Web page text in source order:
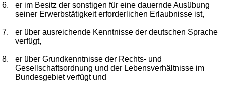
6.
er im Besitz der sonstigen für eine dauernde Ausübung
seiner Erwerbstätigkeit erforderlichen Erlaubnisse ist,
7.
er über ausreichende Kenntnisse der deutschen Sprache
verfügt,
8.
er über Grundkenntnisse der Rechts- und
Gesellschaftsordnung und der Lebensverhältnisse im
Bundesgebiet verfügt und